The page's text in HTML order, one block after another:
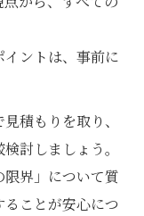
徹底解説
注意
囲を比較
防ぐ方法
計自由度とは
設計自由度
ントは、事前に
積もりを取り、
討しましょう。
界」について質
ことが安心につ